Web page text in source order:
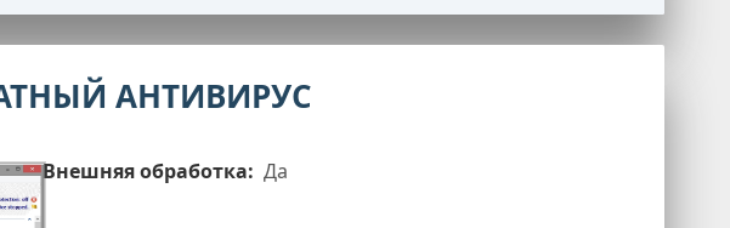
АНТИВИРУС
Внешняя обработка: Да